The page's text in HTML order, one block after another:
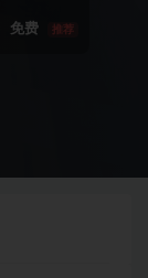
免费 推荐